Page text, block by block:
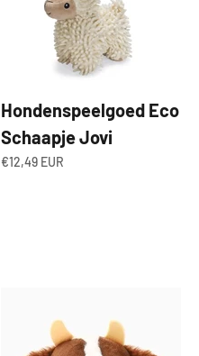
Hondenspeelgoed Eco
Schaapje Jovi
Aanbiedingsprijs
€12,49 EUR